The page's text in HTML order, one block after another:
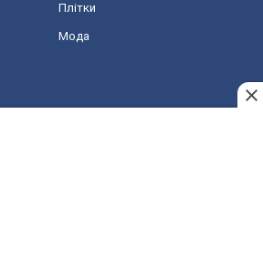
Плітки
Мода